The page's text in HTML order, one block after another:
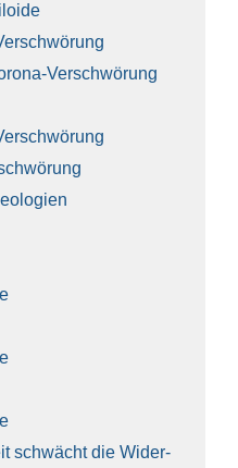
Ver­schwö­rung
schwächt die Wider­